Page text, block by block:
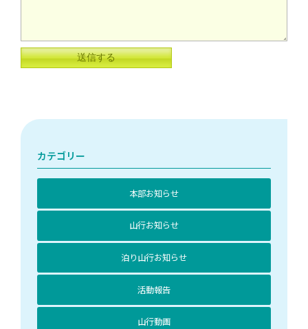
カテゴリー
本部お知らせ
山行お知らせ
泊り山行お知らせ
活動報告
山行動画